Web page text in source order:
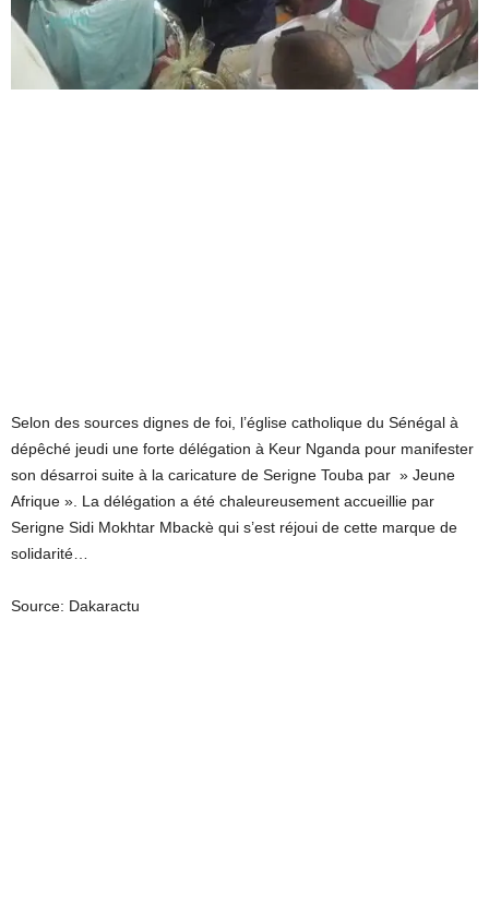
Selon des sources dignes de foi, l’église catholique du Sénégal à
dépêché jeudi une forte délégation à Keur Nganda pour manifester
son désarroi suite à la caricature de Serigne Touba par » Jeune
Afrique ». La délégation a été chaleureusement accueillie par
Serigne Sidi Mokhtar Mbackè qui s’est réjoui de cette marque de
solidarité…
Source: Dakaractu